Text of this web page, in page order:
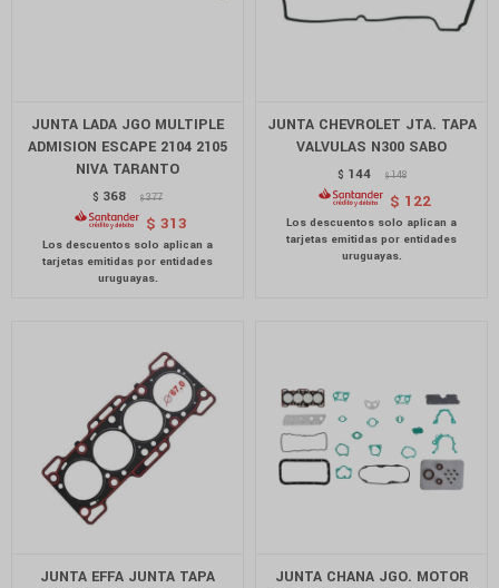
JUNTA LADA JGO MULTIPLE
ADMISION ESCAPE 2104 2105
NIVA TARANTO
$ 368 $377
$ 313
JUNTA CHEVROLET JTA. TAPA
VALVULAS N300 SABO
$ 144 $148
$ 122
JUNTA EFFA JUNTA TAPA
JUNTA CHANA JGO. MOTOR